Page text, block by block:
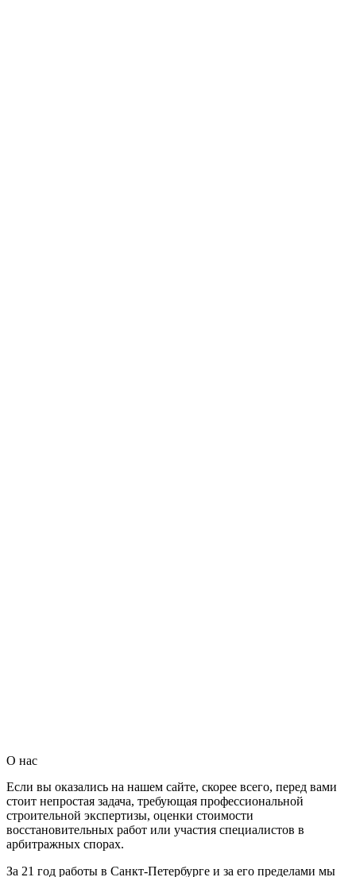
О нас
Если вы оказались на нашем сайте, скорее всего, перед вами
стоит непростая задача, требующая профессиональной
строительной экспертизы, оценки стоимости
восстановительных работ или участия специалистов в
арбитражных спорах.
За 21 год работы в Санкт-Петербурге и за его пределами мы